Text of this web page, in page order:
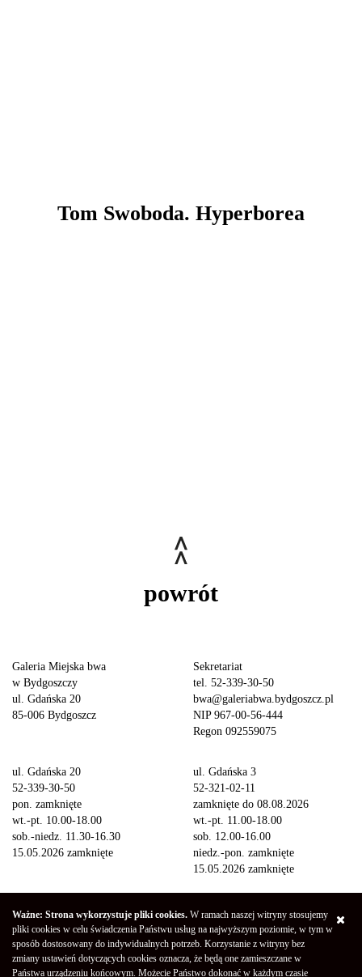
Tom Swoboda. Hyperborea
powrót
Galeria Miejska bwa
w Bydgoszczy
ul. Gdańska 20
85-006 Bydgoszcz
Sekretariat
tel. 52-339-30-50
bwa@galeriabwa.bydgoszcz.pl
NIP 967-00-56-444
Regon 092559075
ul. Gdańska 20
52-339-30-50
pon. zamknięte
wt.-pt. 10.00-18.00
sob.-niedz. 11.30-16.30
15.05.2026 zamknięte
ul. Gdańska 3
52-321-02-11
zamknięte do 08.08.2026
wt.-pt. 11.00-18.00
sob. 12.00-16.00
niedz.-pon. zamknięte
15.05.2026 zamknięte
Wstęp na wystawy
bezpłatny
Copyright © 2026 Galeria Miejska bwa w Bydgoszczy
Polityka
Ważne: Strona wykorzystuje pliki cookies. W ramach naszej witryny stosujemy
pliki cookies w celu świadczenia Państwu usług na najwyższym poziomie, w tym w
sposób dostosowany do indywidualnych potrzeb. Korzystanie z witryny bez
zmiany ustawień dotyczących cookies oznacza, że będą one zamieszczane w
Państwa urządzeniu końcowym. Możecie Państwo dokonać w każdym czasie